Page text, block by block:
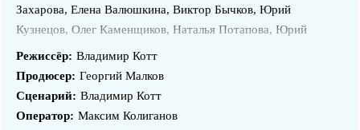
Захарова, Елена Валюшкина, Виктор Бычков, Юрий
Кузнецов, Олег Каменщиков, Наталья Потапова, Юрий
Нифонтов, Александр Абрамович, Михаил Коновалов, Маша
Кошина, Наталия Потапова, Валерий Мызников
Режиссёр: Владимир Котт
Продюсер: Георгий Малков
Сценарий: Владимир Котт
Оператор: Максим Колиганов